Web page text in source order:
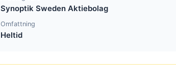
Synoptik Sweden Aktiebolag
Omfattning
Heltid